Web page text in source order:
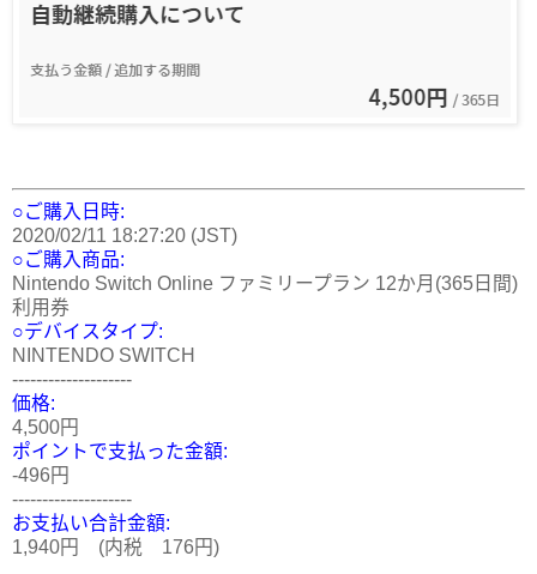
○ご購入日時:
2020/02/11 18:27:20 (JST)
○ご購入商品:
Nintendo Switch Online ファミリープラン 12か月(365日間)
利用券
○デバイスタイプ:
NINTENDO SWITCH
--------------------
価格:
4,500円
ポイントで支払った金額:
-496円
--------------------
お支払い合計金額:
1,940円 (内税 176円)